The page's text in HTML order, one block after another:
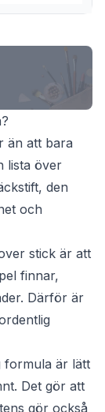
än att bara
lista över
den
och
stick är att
finnar,
Därför är
formula är lätt
Det gör att
gör också